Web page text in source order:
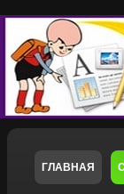
ГЛАВНАЯ